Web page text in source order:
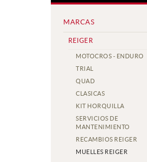
MARCAS
REIGER
MOTOCROS - ENDURO
TRIAL
QUAD
CLASICAS
KIT HORQUILLA
SERVICIOS DE
MANTENIMIENTO
RECAMBIOS REIGER
MUELLES REIGER